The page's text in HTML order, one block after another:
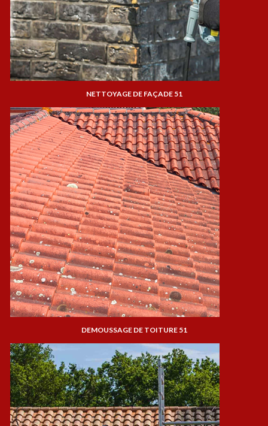
NETTOYAGE DE FAÇADE 51
DEMOUSSAGE DE TOITURE 51